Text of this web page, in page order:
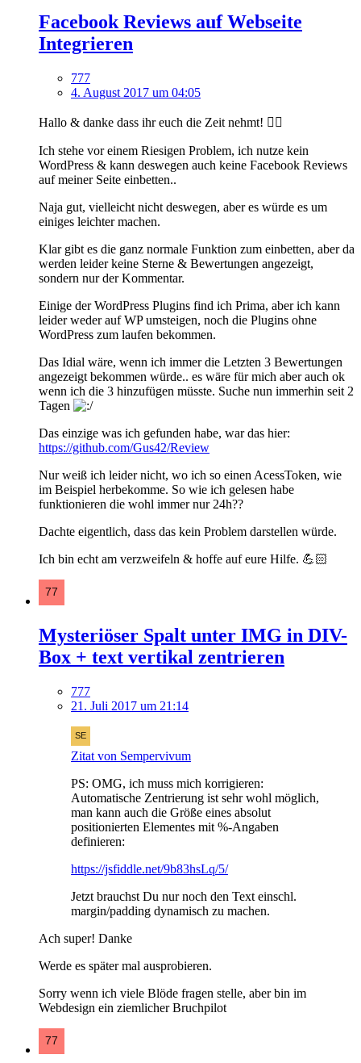
Facebook Reviews auf Webseite
Integrieren
777
4. August 2017 um 04:05
Hallo & danke dass ihr euch die Zeit nehmt! 👍🏻
Ich stehe vor einem Riesigen Problem, ich nutze kein
WordPress & kann deswegen auch keine Facebook Reviews
auf meiner Seite einbetten..
Naja gut, vielleicht nicht deswegen, aber es würde es um
einiges leichter machen.
Klar gibt es die ganz normale Funktion zum einbetten, aber da
werden leider keine Sterne & Bewertungen angezeigt,
sondern nur der Kommentar.
Einige der WordPress Plugins find ich Prima, aber ich kann
leider weder auf WP umsteigen, noch die Plugins ohne
WordPress zum laufen bekommen.
Das Idial wäre, wenn ich immer die Letzten 3 Bewertungen
angezeigt bekommen würde.. es wäre für mich aber auch ok
wenn ich die 3 hinzufügen müsste. Suche nun immerhin seit 2
Tagen
Das einzige was ich gefunden habe, war das hier:
https://github.com/Gus42/Review
Nur weiß ich leider nicht, wo ich so einen AcessToken, wie
im Beispiel herbekomme. So wie ich gelesen habe
funktionieren die wohl immer nur 24h??
Dachte eigentlich, dass das kein Problem darstellen würde.
Ich bin echt am verzweifeln & hoffe auf eure Hilfe. 💪🏻
Mysteriöser Spalt unter IMG in DIV-
Box + text vertikal zentrieren
777
21. Juli 2017 um 21:14
Zitat von Sempervivum
PS: OMG, ich muss mich korrigieren:
Automatische Zentrierung ist sehr wohl möglich,
man kann auch die Größe eines absolut
positionierten Elementes mit %-Angaben
definieren:
https://jsfiddle.net/9b83hsLq/5/
Jetzt brauchst Du nur noch den Text einschl.
margin/padding dynamisch zu machen.
Ach super! Danke
Werde es später mal ausprobieren.
Sorry wenn ich viele Blöde fragen stelle, aber bin im
Webdesign ein ziemlicher Bruchpilot